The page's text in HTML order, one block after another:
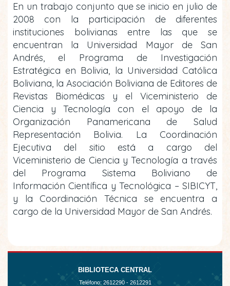
En un trabajo conjunto que se inicio en julio de
2008 con la participación de diferentes
instituciones bolivianas entre las que se
encuentran la Universidad Mayor de San
Andrés, el Programa de Investigación
Estratégica en Bolivia, la Universidad Católica
Boliviana, la Asociación Boliviana de Editores de
Revistas Biomédicas y el Viceministerio de
Ciencia y Tecnología con el apoyo de la
Organización Panamericana de Salud
Representación Bolivia. La Coordinación
Ejecutiva del sitio está a cargo del
Viceministerio de Ciencia y Tecnología a través
del Programa Sistema Boliviano de
Información Científica y Tecnológica – SIBICYT,
y la Coordinación Técnica se encuentra a
cargo de la Universidad Mayor de San Andrés.
BIBLIOTECA CENTRAL
Teléfono: 2612290 - 2612291